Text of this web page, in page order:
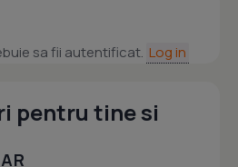
sa fii autentificat. Log in
pentru tine si